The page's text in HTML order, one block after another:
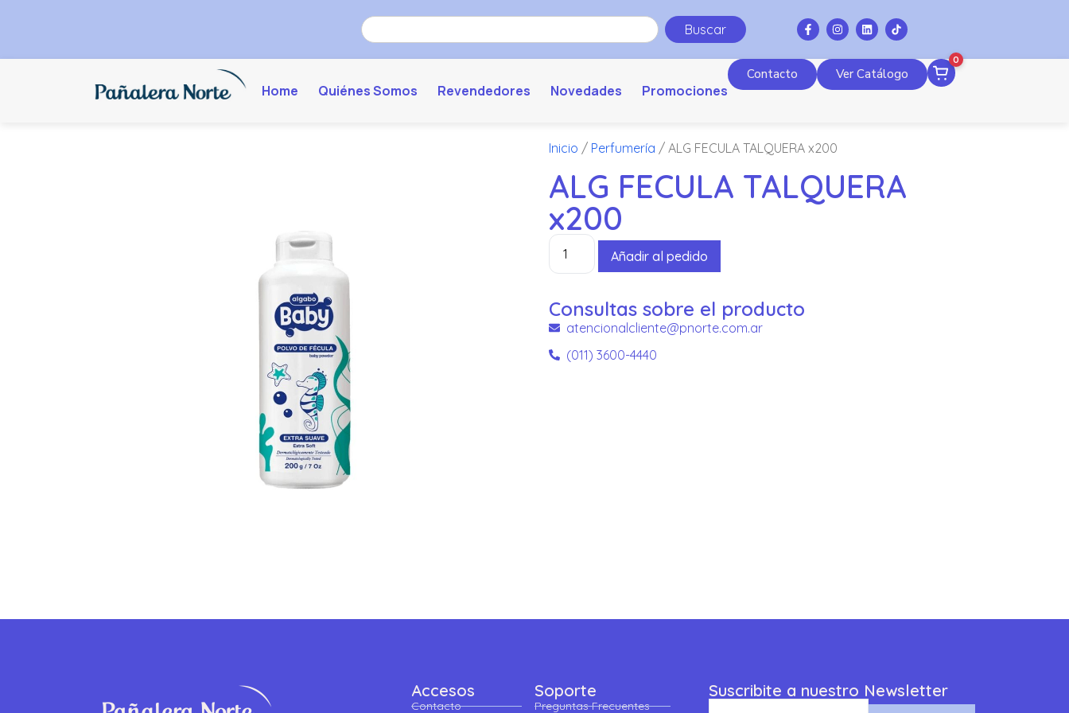
Buscar
Home Quiénes Somos Revendedores Novedades Promociones
Contacto Ver Catálogo
0
Inicio / Perfumería / ALG FECULA TALQUERA x200
ALG FECULA TALQUERA
x200
Añadir al pedido
Consultas sobre el producto
atencionalcliente@pnorte.com.ar
(011) 3600-4440
Accesos
Contacto
Soporte
Preguntas Frecuentes
Suscribite a nuestro Newsletter